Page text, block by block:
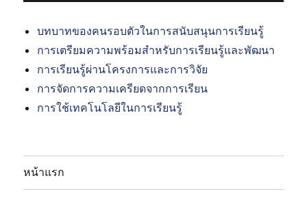
บทบาทของคนรอบตัวในการสนับสนุนการเรียนรู้
การเตรียมความพร้อมสำหรับการเรียนรู้และพัฒนา
การเรียนรู้ผ่านโครงการและการวิจัย
การจัดการความเครียดจากการเรียน
การใช้เทคโนโลยีในการเรียนรู้
หน้าแรก